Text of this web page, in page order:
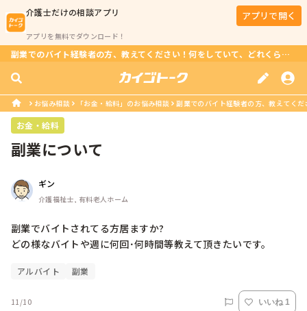
介護士だけの相談アプリ
アプリを無料でダウンロード！
アプリで開く
副業でのバイト経験者の方、教えてください！何をしていて、どれくらいの頻度で働いていますか？
お悩み相談 「お金・給料」のお悩み相談 副業でのバイト経験者の方、教えてく
お金・給料
副業について
ギン
介護福祉士, 有料老人ホーム
副業でバイトされてる方居ますか?
どの様なバイトや週に何回･何時間等教えて頂きたいです。
アルバイト 副業
11/10 いいね 1